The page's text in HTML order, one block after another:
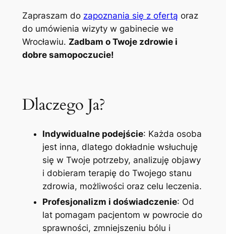
Zapraszam do zapoznania się z ofertą oraz
do umówienia wizyty w gabinecie we
Wrocławiu. Zadbam o Twoje zdrowie i
dobre samopoczucie!
Dlaczego Ja?
Indywidualne podejście: Każda osoba
jest inna, dlatego dokładnie wsłuchuję
się w Twoje potrzeby, analizuję objawy
i dobieram terapię do Twojego stanu
zdrowia, możliwości oraz celu leczenia.
Profesjonalizm i doświadczenie: Od
lat pomagam pacjentom w powrocie do
sprawności, zmniejszeniu bólu i